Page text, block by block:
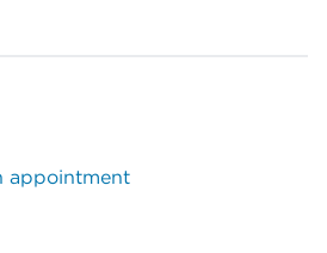
appointment